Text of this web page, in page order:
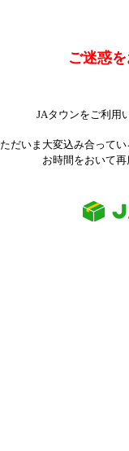
ご迷惑
JAタウンをご利用
ただいま大変込み合って
お時間をおいて